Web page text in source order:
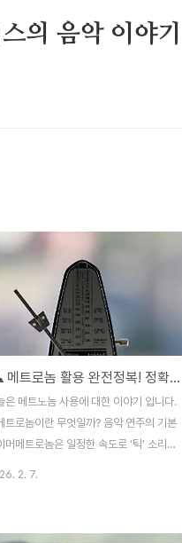
의 음악 이야기
🕰️ 메트로놈 활용 완전정복! 정확한 템포 감각 키우는 필수 연습법 🎵
은 메트노놈 사용에 대한 이야기 입니다.
트로놈이란 무엇일까? 음악 연주의 기본
머메트로놈은 일정한 속도로 ‘틱’ 소리를
2. 7.